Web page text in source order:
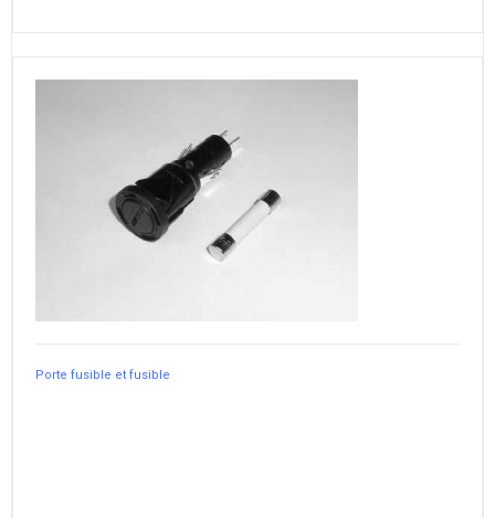
Porte fusible et fusible